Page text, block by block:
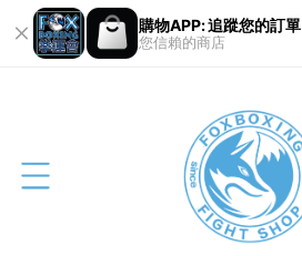
購物APP: 追蹤您的訂單
您信賴的商店